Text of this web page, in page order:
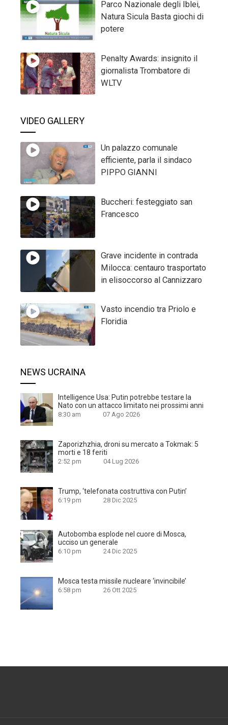
Parco Nazionale degli Iblei,
Natura Sicula Basta giochi di
potere
Penalty Awards: insignito il
giornalista Trombatore di
WLTV
VIDEO GALLERY
Un palazzo comunale
efficiente, parla il sindaco
PIPPO GIANNI
Buccheri: festeggiato san
Francesco
Grave incidente in contrada
Milocca: centauro trasportato
in elisoccorso al Cannizzaro
Vasto incendio tra Priolo e
Floridia
NEWS UCRAINA
Intelligence Usa: Putin potrebbe testare la
Nato con un attacco limitato nei prossimi anni
8:30 am 07 Ago 2026
Zaporizhzhia, droni su mercato a Tokmak: 5
morti e 18 feriti
2:52 pm 04 Lug 2026
Trump, ‘telefonata costruttiva con Putin’
6:19 pm 28 Dic 2025
Autobomba esplode nel cuore di Mosca,
ucciso un generale
6:10 pm 24 Dic 2025
Mosca testa missile nucleare ‘invincibile’
6:58 pm 26 Ott 2025